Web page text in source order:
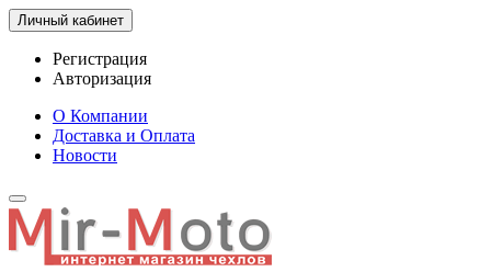
Личный кабинет
Регистрация
Авторизация
О Компании
Доставка и Оплата
Новости